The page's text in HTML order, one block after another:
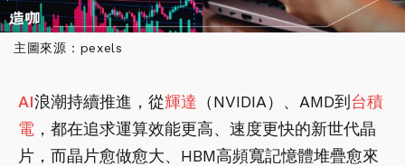
主圖來源：pexels
AI浪潮持續推進，從輝達 （NVIDIA）、AMD到台積
電 ，都在追求運算效能更高、速度更快的新世代晶
片，而晶片愈做愈大、HBM高頻寬記憶體堆疊愈來